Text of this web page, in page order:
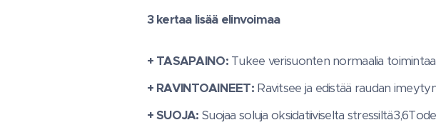
3 kertaa lisää elinvoimaa
+ TASAPAINO:Tukee verisuonten normaalia
+ RAVINTOAINEET:Ravitsee ja edistää raudan
+ SUOJA: Suojaa soluja oksidatiiviselta